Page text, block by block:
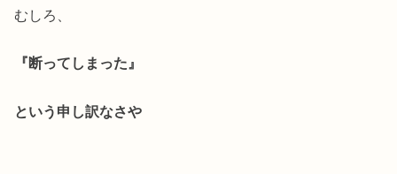
むしろ、
『断ってしまった』
という申し訳なさや